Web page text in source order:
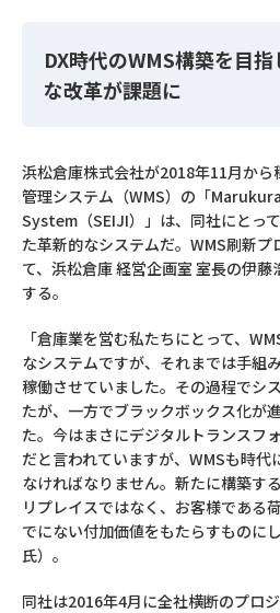
DX時代のWMS構築を目
な改革が課題に
浜松倉庫株式会社が2018年11月か
管理システム（WMS）の「
System（SEIJI）」は、同社にとっ
た革新的なシステムだ。WMS刷新
て、浜松倉庫 経営企画室 室長の伊
する。
「倉庫業を営む私たちにとって、
なシステムですが、それまでは手組
稼働させていました。その過程でシ
たが、一方でブラックボックス化が
た。今はまさにデジタルトランスフ
だと言われていますが、WMSも時
なければなりません。新たに構築す
リプレイスではなく、お客様である
でにない付加価値をもたらすものに
氏）。
同社は2016年4月に全社横断のプロ